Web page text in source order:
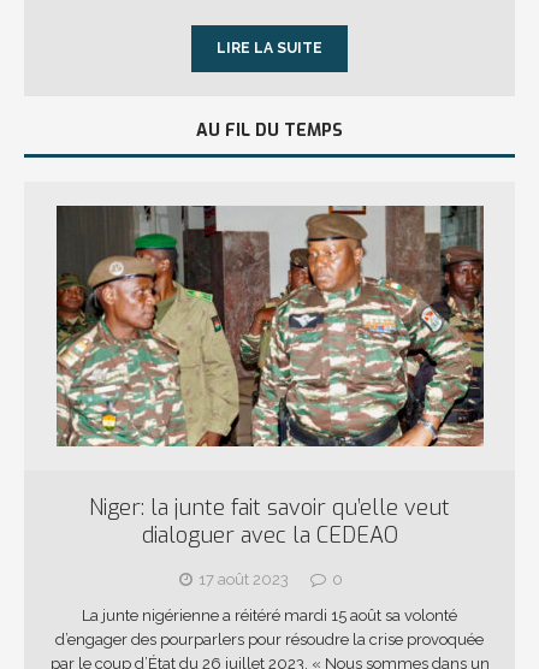
LIRE LA SUITE
AU FIL DU TEMPS
Niger: la junte fait savoir qu’elle veut
dialoguer avec la CEDEAO
17 août 2023
0
La junte nigérienne a réitéré mardi 15 août sa volonté
d’engager des pourparlers pour résoudre la crise provoquée
par le coup d’État du 26 juillet 2023. « Nous sommes dans un